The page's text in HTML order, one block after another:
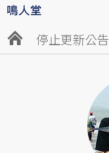
停止更新公告